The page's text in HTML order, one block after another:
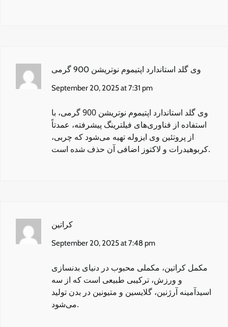
وی گلد استاندارد اپتیموم نوتریشن 900 گرمی
September 20, 2025 at 7:31 pm
وی گلد استاندارد اپتیموم نوتریشن 900 گرمی
، با
استفاده از فناوری‌های فیلترینگ پیشرفته، عمدتاً
از پروتئین وی ایزوله تهیه می‌شود که چربی،
کربوهیدرات و لاکتوز اضافی آن حذف شده است.
کراتین
September 20, 2025 at 7:48 pm
مکمل کراتین، مکملی محبوب در دنیای بدنسازی
و ورزش، ترکیبی طبیعی است که از سه
اسیدآمینه آرژنین، گلایسین و متیونین در بدن تولید
می‌شود.